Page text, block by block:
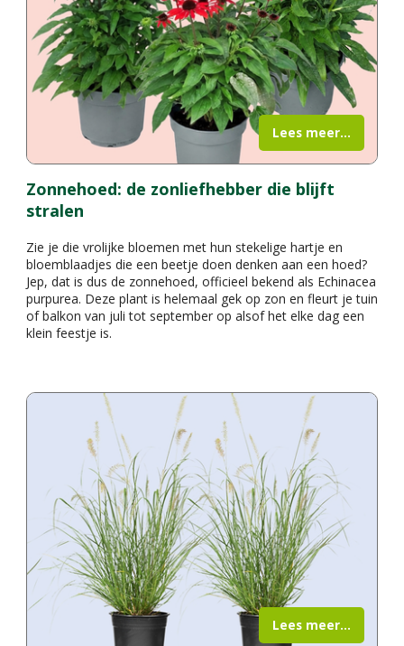
Zonnehoed: de zonliefhebber die blijft
stralen
Zie je die vrolijke bloemen met hun stekelige hartje en
bloemblaadjes die een beetje doen denken aan een hoed?
Jep, dat is dus de zonnehoed, officieel bekend als Echinacea
purpurea. Deze plant is helemaal gek op zon en fleurt je tuin
of balkon van juli tot september op alsof het elke dag een
klein feestje is.
Lees meer...
Lees meer...